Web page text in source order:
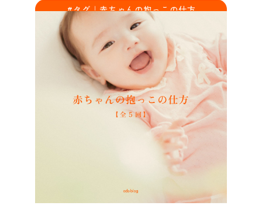
#タグ｜赤ちゃんの抱っこの仕方
notice｜tag